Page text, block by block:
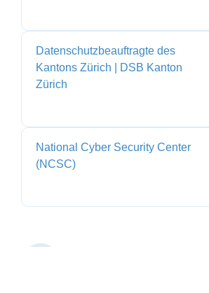
Datenschutzbeauftragte des
Kantons Zürich | DSB Kanton
Zürich
National Cyber Security Center
(NCSC)